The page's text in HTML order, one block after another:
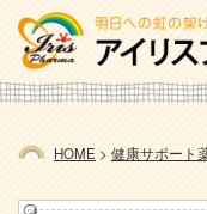
HOME > 健康サポート